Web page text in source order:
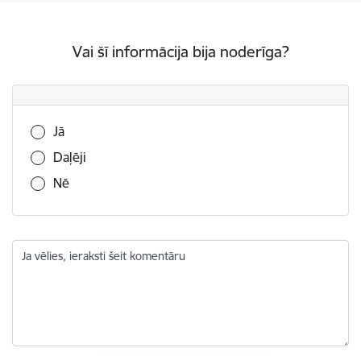
Vai šī informācija bija noderīga?
Vai šī informācija bija noderīga?
Jā
Daļēji
Nē
Ja vēlies, ieraksti šeit komentāru